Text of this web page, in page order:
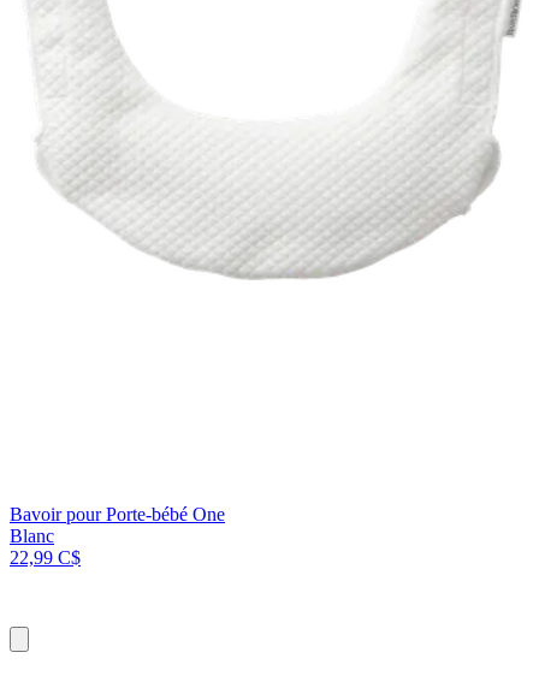
Bavoir pour Porte-bébé One
Blanc
22,99 C$
au